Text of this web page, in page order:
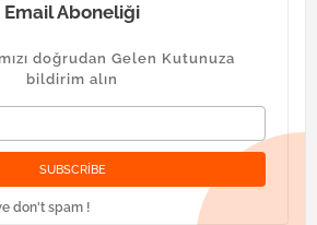
Email Aboneliği
doğrudan Gelen Kutunuza
bildirim alın
don't spam !